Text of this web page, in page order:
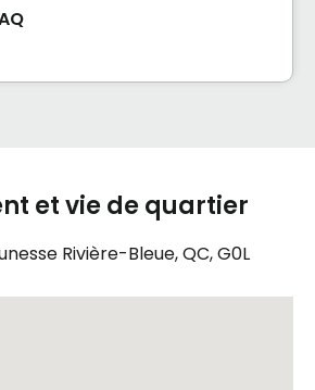
et vie de quartier
Rivière-Bleue, QC, G0L